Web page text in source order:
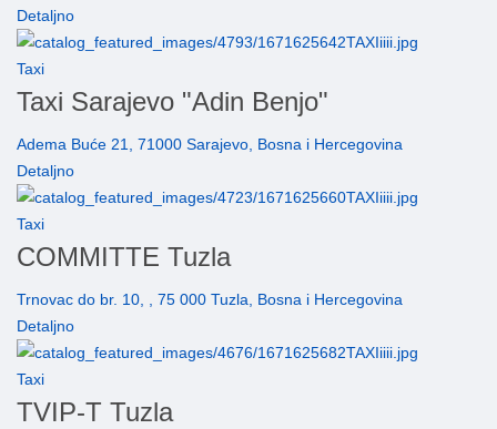
Detaljno
Taxi
Taxi Sarajevo "Adin Benjo"
Adema Buće 21, 71000 Sarajevo, Bosna i Hercegovina
Detaljno
Taxi
COMMITTE Tuzla
Trnovac do br. 10, , 75 000 Tuzla, Bosna i Hercegovina
Detaljno
Taxi
TVIP-T Tuzla